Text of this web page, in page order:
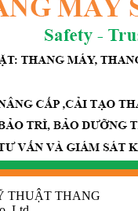
THUẬT THANG